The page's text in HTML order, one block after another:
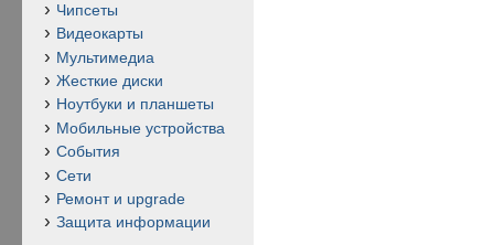
Чипсеты
Видеокарты
Мультимедиа
Жесткие диски
Ноутбуки и планшеты
Мобильные устройства
События
Сети
Ремонт и upgrade
Защита информации